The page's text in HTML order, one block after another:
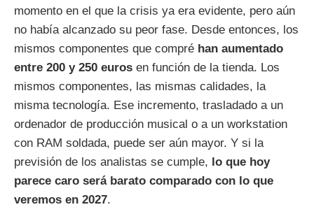
momento en el que la crisis ya era evidente, pero aún
no había alcanzado su peor fase. Desde entonces, los
mismos componentes que compré han aumentado
entre 200 y 250 euros en función de la tienda. Los
mismos componentes, las mismas calidades, la
misma tecnología. Ese incremento, trasladado a un
ordenador de producción musical o a un workstation
con RAM soldada, puede ser aún mayor. Y si la
previsión de los analistas se cumple, lo que hoy
parece caro será barato comparado con lo que
veremos en 2027.